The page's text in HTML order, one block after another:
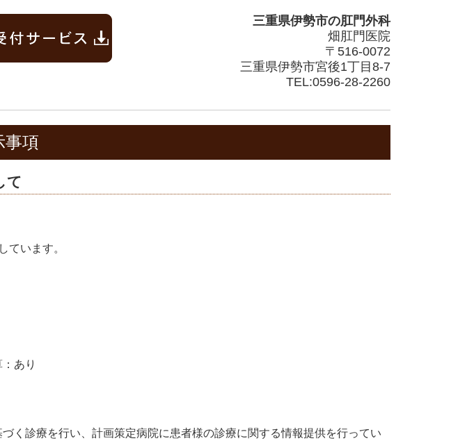
三重県伊勢市の肛門外科
畑肛門医院
〒516-0072
三重県伊勢市宮後1丁目8-7
TEL:0596-28-2260
事項
て
ています。
あり
く診療を行い、計画策定病院に患者様の診療に関する情報提供を行ってい